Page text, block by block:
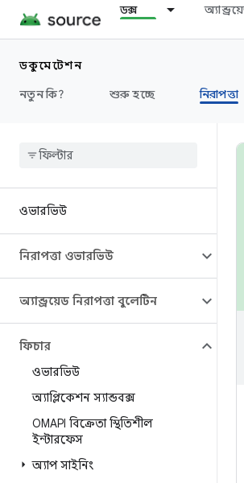
ডক্স
ডকুমেন্টেশন
নতুন কি?
শুরু হচ্ছে নিরাপত্তা
ওভারভিউ
নিরাপত্তা ওভারভিউ
অ্যান্ড্রয়েড নিরাপত্তা বুলেটিন
ফিচার
ওভারভিউ
অ্যাপ্লিকেশন স্যান্ডবক্স
OMAPI বিক্রেতা স্থিতিশীল
ইন্টারফেস
অ্যাপ সাইনিং